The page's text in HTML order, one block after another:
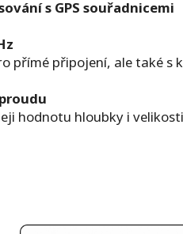
s GPS souřadnicemi
přímé připojení, ale také
hodnotu hloubky i